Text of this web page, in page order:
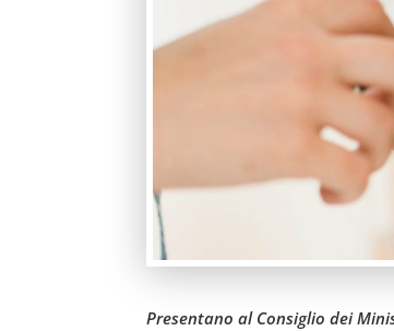
Presentano al Consiglio dei